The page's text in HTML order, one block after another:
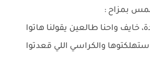
بمزاح :
خايف واحنا طالعين يقولنا هاتوا
والكراسي اللي قعدتوا